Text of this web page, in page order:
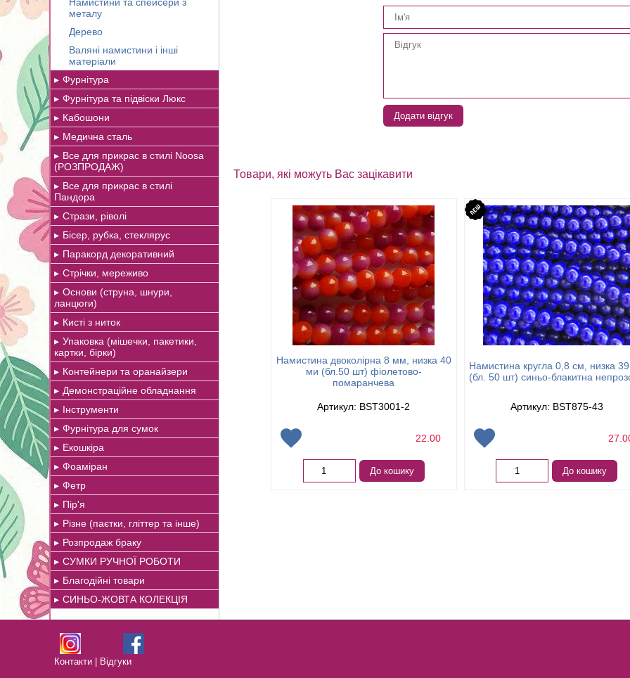
металу
Дерево
Валяні намистини і інші
матеріали
Фурнітура
Фурнітура та підвіски Люкс
Кабошони
Медична сталь
Все для прикрас в стилі Noosa
(РОЗПРОДАЖ)
Все для прикрас в стилі
Пандора
Стрази, ріволі
Бісер, рубка, стеклярус
Паракорд декоративний
Стрічки, мереживо
Основи (струна, шнури,
ланцюги)
Кисті з ниток
Упаковка (мішечки, пакетики,
картки, бірки)
Контейнери та оранайзери
Демонстраційне обладнання
Інструменти
Фурнітура для сумок
Екошкіра
Фоаміран
Фетр
Пір'я
Різне (паєтки, гліттер та інше)
Розпродаж браку
СУМКИ РУЧНОЇ РОБОТИ
Благодійні товари
СИНЬО-ЖОВТА КОЛЕКЦІЯ
Додати відгук
Товари, які можуть Вас зацікавити
Намистина двоколірна 8 мм, низка 40
ми (бл.50 шт) фіолетово-
помаранчева
Артикул: BST3001-2
22.00
До кошику
Намистина кругла 0,8 см, низка
(бл. 50 шт) синьо-блакитна
Артикул: BST875-43
До кошику
Контакти Відгуки